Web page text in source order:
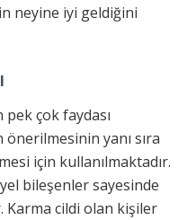
neyine iyi geldiğini
pek çok faydası
yanı sıra
için kullanılmaktadır.
bileşenler sayesinde
Karma cildi olan kişiler